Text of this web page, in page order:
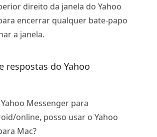
direito da janela do Yahoo
encerrar qualquer bate-papo
a janela.
respostas do Yahoo
Messenger para
online, posso usar o Yahoo
Mac?